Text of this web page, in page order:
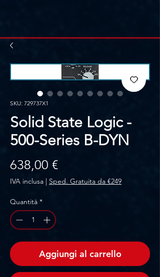
SKU: 729737X1
Solid State Logic -
500-Series B-DYN
638,00 €Prezzo
IVA inclusa | Sped. Gratuita da €249
Quantità *
Aggiungi al carrello